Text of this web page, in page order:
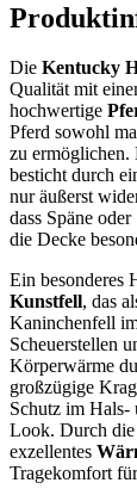
Die Kentucky
Qualität mit
hochwertige
Pferd sowohl
zu ermöglichen.
besticht durch
nur äußerst
dass Späne
die Decke
Ein besonderes
Kunstfell, das
Kaninchenfell
Scheuerstellen
Körperwärme
großzügige
Schutz im Hals-
Look. Durch die
exzellentes
Tragekomfort